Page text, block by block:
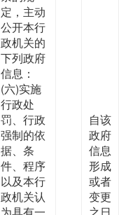
定，主动
公开本行
政机关的
下列政府
信息：
(六)实施
行政处
罚、行政
强制的依
据、条
件、程序
以及本行
政机关认
自该
政府
信息
形成
或者
变更